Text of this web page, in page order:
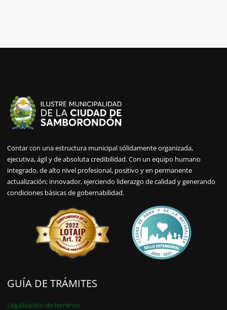
Contar con una estructura municipal sólidamente organizada,
ejecutiva, ágil y de absoluta credibilidad. Con un equipo humano
integrado, de alto nivel profesional, positivo y en permanente
actualización; innovador, ejerciendo liderazgo de calidad y generando
condiciones básicas de gobernabilidad.
GUÍA DE TRÁMITES
Legalización de terrenos